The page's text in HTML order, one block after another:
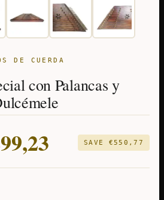
DE CUERDA
con Palancas y
SAVE €550,77